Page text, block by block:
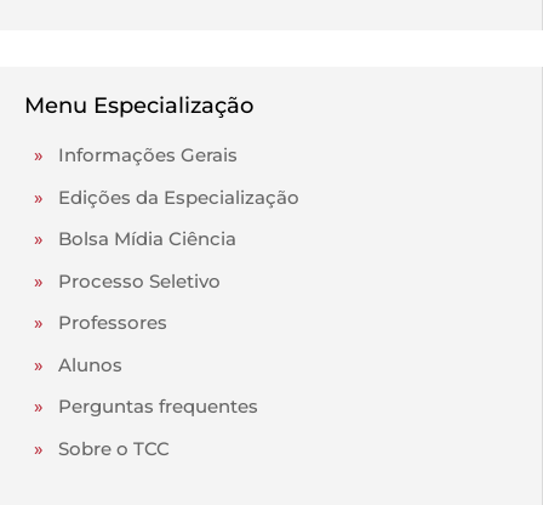
Menu Especialização
» Informações Gerais
» Edições da Especialização
» Bolsa Mídia Ciência
» Processo Seletivo
» Professores
» Alunos
» Perguntas frequentes
» Sobre o TCC